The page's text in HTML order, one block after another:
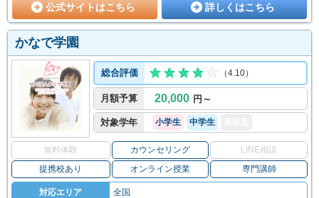
公式サイトはこちら 詳しくはこちら
かなで学園
総合評価 （4.10）
月額予算 20,000 円～
対象学年 小学生 中学生
無料体験 カウンセリング
LINE相談
提携校あり
オンライン授業 専門講師
対応エリア 全国